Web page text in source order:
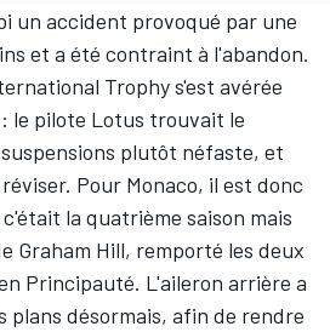
un accident provoqué par une
et a été contraint à l'abandon.
Trophy s'est avérée
le pilote Lotus trouvait le
plutôt néfaste, et
Pour Monaco, il est donc
la quatrième saison mais
Graham Hill, remporté les deux
Principauté. L'aileron arrière a
plans désormais, afin de rendre